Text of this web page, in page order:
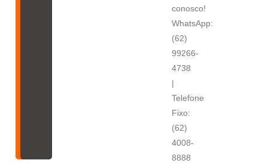
conosco!
WhatsApp:
(62)
99266-
4738
|
Telefone
Fixo:
(62)
4008-
8888